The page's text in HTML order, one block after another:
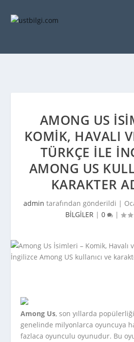
AMONG US
KOMIK, HAVALI
TÜRKÇE ILE
AMONG US
KARAKTER
admin tarafından gönderildi |
BİLGİLER | 0 |
Among Us, son yıllarda
genelinde milyonlarca oyuncuya
fazlaca oyunculu oyunudur. Bu